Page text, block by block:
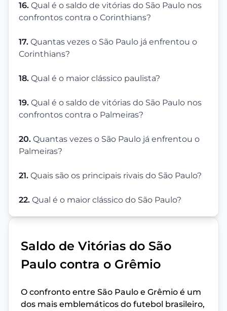
16. Qual é o saldo de vitórias do São Paulo nos
confrontos contra o Corinthians?
17. Quantas vezes o São Paulo já enfrentou o
Corinthians?
18. Qual é o maior clássico paulista?
19. Qual é o saldo de vitórias do São Paulo nos
confrontos contra o Palmeiras?
20. Quantas vezes o São Paulo já enfrentou o
Palmeiras?
21. Quais são os principais rivais do São Paulo?
22. Qual é o maior clássico do São Paulo?
Saldo de Vitórias do São
Paulo contra o Grêmio
O confronto entre São Paulo e Grêmio é um
dos mais emblemáticos do futebol brasileiro,